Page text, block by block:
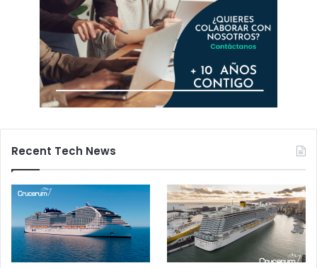
Recent Tech News